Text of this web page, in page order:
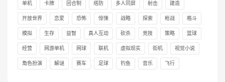
单机 卡牌 回合制 塔防 多人同屏 射击 建造
开放世界 恋爱 恐怖 惊悚 战略 探索 枪战 格斗
模拟 生存 益智 真人互动 砍杀 竞技 策略 篮球
经营 网游单机 网球 联机 虚拟现实 街机 视觉小说
角色扮演 解谜 赛车 足球 钓鱼 音乐 飞行